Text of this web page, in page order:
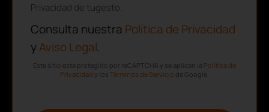
Privacidad de tugesto.
Consulta nuestra Política de Privacidad
y Aviso Legal.
Este sitio está protegido por reCAPTCHA y se aplican la Política de
Privacidad y los Términos de Servicio de Google.